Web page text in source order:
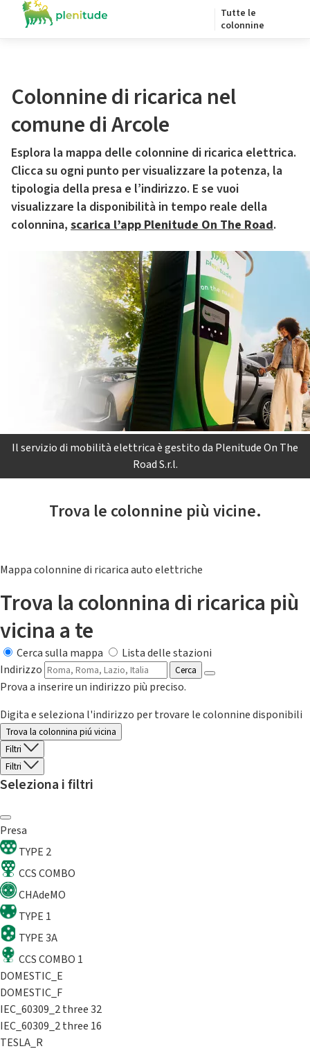
Tutte le
colonnine
Colonnine di ricarica nel
comune di Arcole
Esplora la mappa delle colonnine di ricarica elettrica.
Clicca su ogni punto per visualizzare la potenza, la
tipologia della presa e l’indirizzo. E se vuoi
visualizzare la disponibilità in tempo reale della
colonnina, scarica l’app Plenitude On The Road.
Il servizio di mobilità elettrica è gestito da Plenitude On The
Road S.r.l.
Trova le colonnine più vicine.
Mappa colonnine di ricarica auto elettriche
Trova la colonnina di ricarica più
vicina a te
Cerca sulla mappa
Lista delle stazioni
Indirizzo
Cerca
Prova a inserire un indirizzo più preciso.
Digita e seleziona l'indirizzo per trovare le colonnine disponibili
Trova la colonnina piú vicina
Filtri
Filtri
Seleziona i filtri
Presa
TYPE 2
CCS COMBO
CHAdeMO
TYPE 1
TYPE 3A
CCS COMBO 1
DOMESTIC_E
DOMESTIC_F
IEC_60309_2 three 32
IEC_60309_2 three 16
TESLA_R